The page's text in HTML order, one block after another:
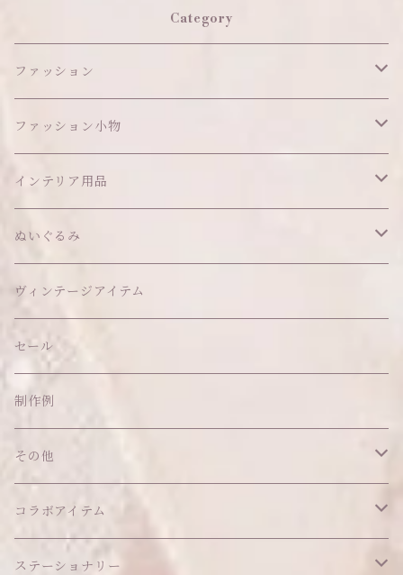
Category
ファッション
ワンピース
アウター
トップス
ボトムス
ファッション小物
ヘッドアイテム
ヘアクリップ
ヘッドドレス
アクセサリー
イヤリング
ピアス
ソックス
バッグ
ショルダーバッグ
お散歩バッグ
ポーチ
コインケース
カードケース
キーホルダー
その他
インテリア用品
オブジェ
ウォールデコ
その他
ティッシュケース
クッション・座布団
ハンガー
マット
ぬいぐるみ
ぬいちゃん本体
アクセサリー
ヘッドドレス Sサイズ
ヘッドドレス Mサイズ
アウトフィット
その他
ヴィンテージアイテム
セール
制作例
その他
あこがれシリーズ
福音シリーズ
コラボアイテム
はるぽんの愛のつづき♡はるぽん生誕祭2026
ステーショナリー